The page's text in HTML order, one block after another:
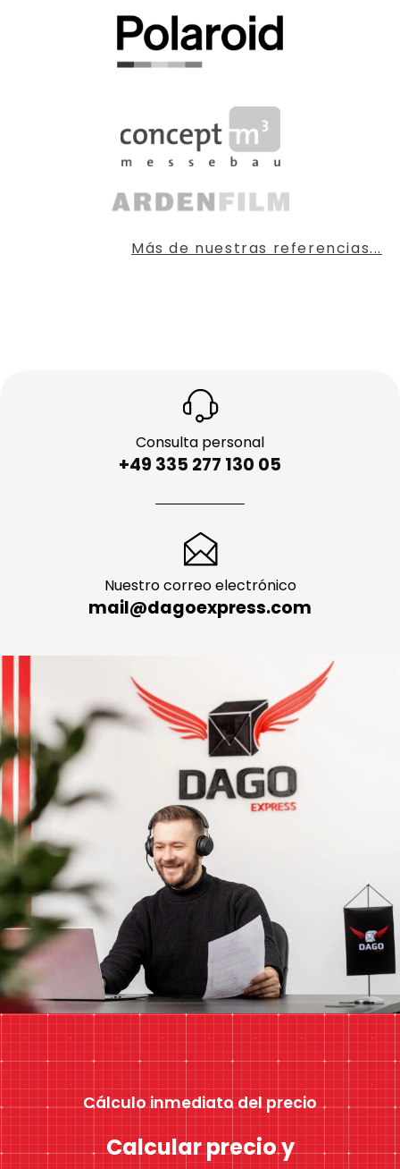
Más de nuestras referencias...
Consulta personal
+49 335 277 130 05
Nuestro correo electrónico
mail@dagoexpress.com
Cálculo inmediato del precio
Calcular precio y